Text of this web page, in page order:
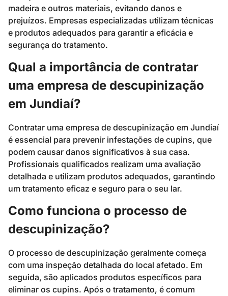
madeira e outros materiais, evitando danos e
prejuízos. Empresas especializadas utilizam técnicas
e produtos adequados para garantir a eficácia e
segurança do tratamento.
Qual a importância de contratar
uma empresa de descupinização
em Jundiaí?
Contratar uma empresa de descupinização em Jundiaí
é essencial para prevenir infestações de cupins, que
podem causar danos significativos à sua casa.
Profissionais qualificados realizam uma avaliação
detalhada e utilizam produtos adequados, garantindo
um tratamento eficaz e seguro para o seu lar.
Como funciona o processo de
descupinização?
O processo de descupinização geralmente começa
com uma inspeção detalhada do local afetado. Em
seguida, são aplicados produtos específicos para
eliminar os cupins. Após o tratamento, é comum